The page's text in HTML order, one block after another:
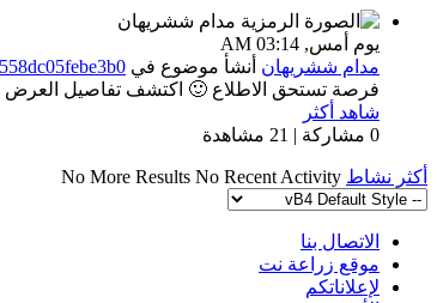
يوم أمس, 03:14 AM
مدام ششريهان أنشأ موضوع في
فرصة تستحق الاطلاع 🙂 اكتشف تفاصيل العرض
شاهد أكثر
0 مشاركة | 21 مشاهدة
أكثر نشاط No More Results No Recent Activity
الاتصال بنا
موقع زراعة نت
لإعلاناتكم